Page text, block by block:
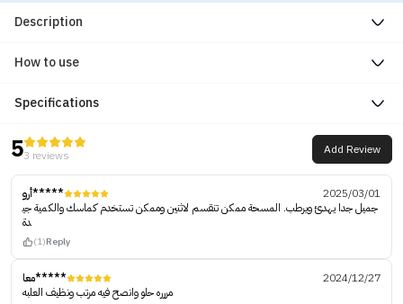
Description
How to use
Specifications
53 reviews Add Review
أرو*****
2025/03/01
جميل جدا يهدئ ويرطب. المسحة ممكن تنقسم لاثنين وممكن تستخدم كماسك والكمية جي
دة
(1)Reply
معا*****
2024/12/27
مررره حلو وانصح فيه مرتب ونظيف العلبه